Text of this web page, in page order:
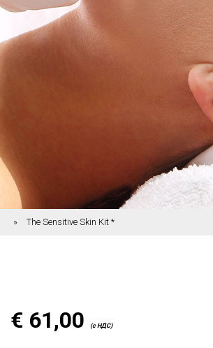
The Sensitive Skin Kit *
€ 61,00 (с НДС)